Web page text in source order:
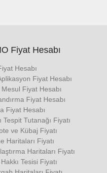
Fiyat Hesabı
Hesabı
Fiyat Hesabı
Fiyat Hesabı
Fiyat Hesabı
Fiyat Hesabı
Tespit Tutanağı Fiyatı
ve Kübaj Fiyatı
Haritaları Fiyatı
Haritaları Fiyatı
Tesisi Fiyatı